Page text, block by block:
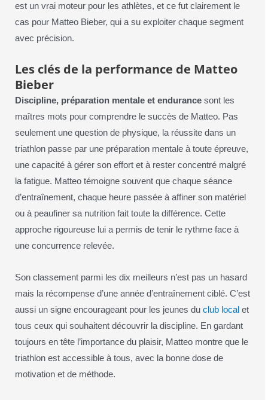
est un vrai moteur pour les athlètes, et ce fut clairement le
cas pour Matteo Bieber, qui a su exploiter chaque segment
avec précision.
Les clés de la performance de Matteo
Bieber
Discipline, préparation mentale et endurancesont les
maîtres mots pour comprendre le succès de Matteo. Pas
seulement une question de physique, la réussite dans un
triathlon passe par une préparation mentale à toute épreuve,
une capacité à gérer son effort et à rester concentré malgré
la fatigue. Matteo témoigne souvent que chaque séance
d’entraînement, chaque heure passée à affiner son matériel
ou à peaufiner sa nutrition fait toute la différence. Cette
approche rigoureuse lui a permis de tenir le rythme face à
une concurrence relevée.
Son classement parmi les dix meilleurs n’est pas un hasard
mais la récompense d’une année d’entraînement ciblé. C’est
aussi un signe encourageant pour les jeunes du club local et
tous ceux qui souhaitent découvrir la discipline. En gardant
toujours en tête l’importance du plaisir, Matteo montre que le
triathlon est accessible à tous, avec la bonne dose de
motivation et de méthode.